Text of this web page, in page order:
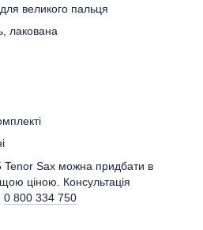
великого пальця
лакована
Sax можна придбати в
ціною. Консультація
0 800 334 750